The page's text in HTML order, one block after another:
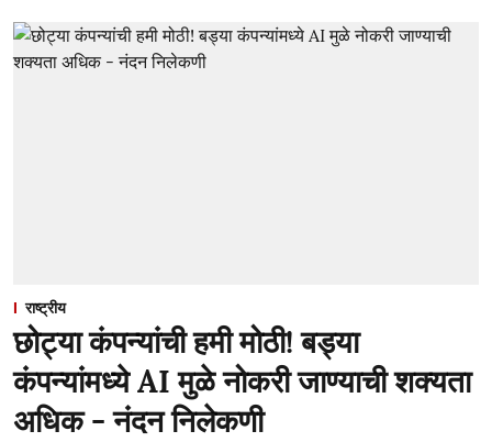
राष्ट्रीय
छोट्या कंपन्यांची हमी मोठी! बड्या
कंपन्यांमध्ये AI मुळे नोकरी जाण्याची शक्यता
अधिक - नंदन निलेकणी